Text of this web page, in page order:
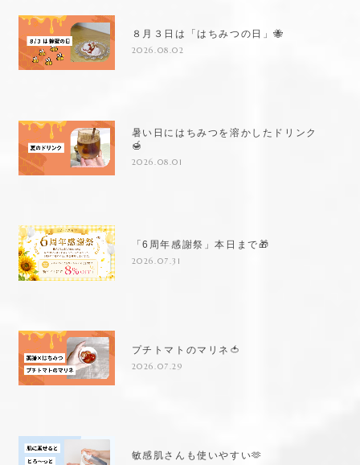
８月３日は「はちみつの日」🐝
2026.08.02
暑い日にはちみつを溶かしたドリンク
🍯
2026.08.01
「6周年感謝祭」本日まで🎁
2026.07.31
プチトマトのマリネ🍅
2026.07.29
敏感肌さんも使いやすい🫶